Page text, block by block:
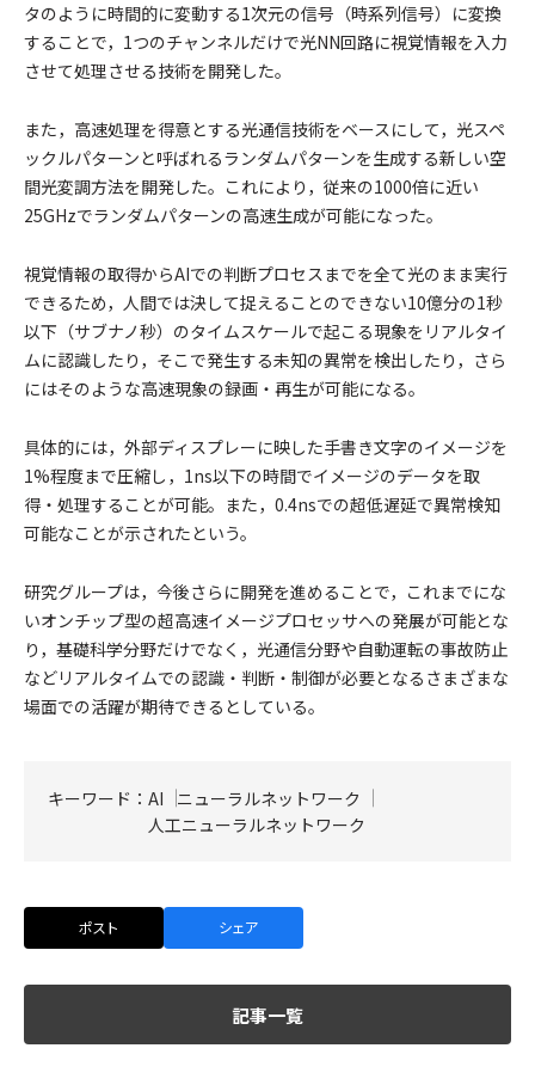
タのように時間的に変動する1次元の信号（時系列信号）に変換
することで，1つのチャンネルだけで光NN回路に視覚情報を入力
させて処理させる技術を開発した。
また，高速処理を得意とする光通信技術をベースにして，光スペ
ックルパターンと呼ばれるランダムパターンを生成する新しい空
間光変調方法を開発した。これにより，従来の1000倍に近い
25GHzでランダムパターンの高速生成が可能になった。
視覚情報の取得からAIでの判断プロセスまでを全て光のまま実行
できるため，人間では決して捉えることのできない10億分の1秒
以下（サブナノ秒）のタイムスケールで起こる現象をリアルタイ
ムに認識したり，そこで発生する未知の異常を検出したり，さら
にはそのような高速現象の録画・再生が可能になる。
具体的には，外部ディスプレーに映した手書き文字のイメージを
1%程度まで圧縮し，1ns以下の時間でイメージのデータを取
得・処理することが可能。また，0.4nsでの超低遅延で異常検知
可能なことが示されたという。
研究グループは，今後さらに開発を進めることで，これまでにな
いオンチップ型の超高速イメージプロセッサへの発展が可能とな
り，基礎科学分野だけでなく，光通信分野や自動運転の事故防止
などリアルタイムでの認識・判断・制御が必要となるさまざまな
場面での活躍が期待できるとしている。
キーワード： AI
ニューラルネットワーク
人工ニューラルネットワーク
ポスト シェア
記事一覧